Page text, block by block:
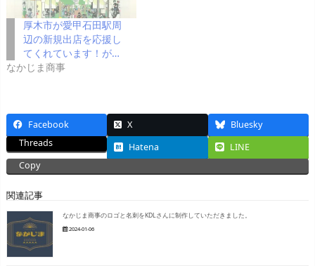
厚木市が愛甲石田駅周
辺の新規出店を応援し
てくれています！が…
なかじま商事
Facebook X
Bluesky
Threads
Hatena
LINE
Copy
関連記事
なかじま商事のロゴと名刺をKDLさんに制作していただきました。
2024-01-06